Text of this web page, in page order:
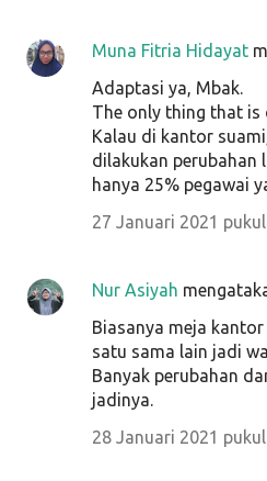
Muna Fitria Hidayat
Adaptasi ya, Mbak.
The only thing that is
Kalau di kantor
dilakukan perubahan
hanya 25% pegawai
27 Januari 2021
Nur Asiyah
Biasanya meja
satu sama lain jadi
Banyak perubahan
jadinya.
28 Januari 2021